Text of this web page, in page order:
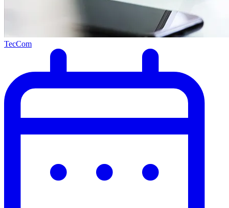
TecCom